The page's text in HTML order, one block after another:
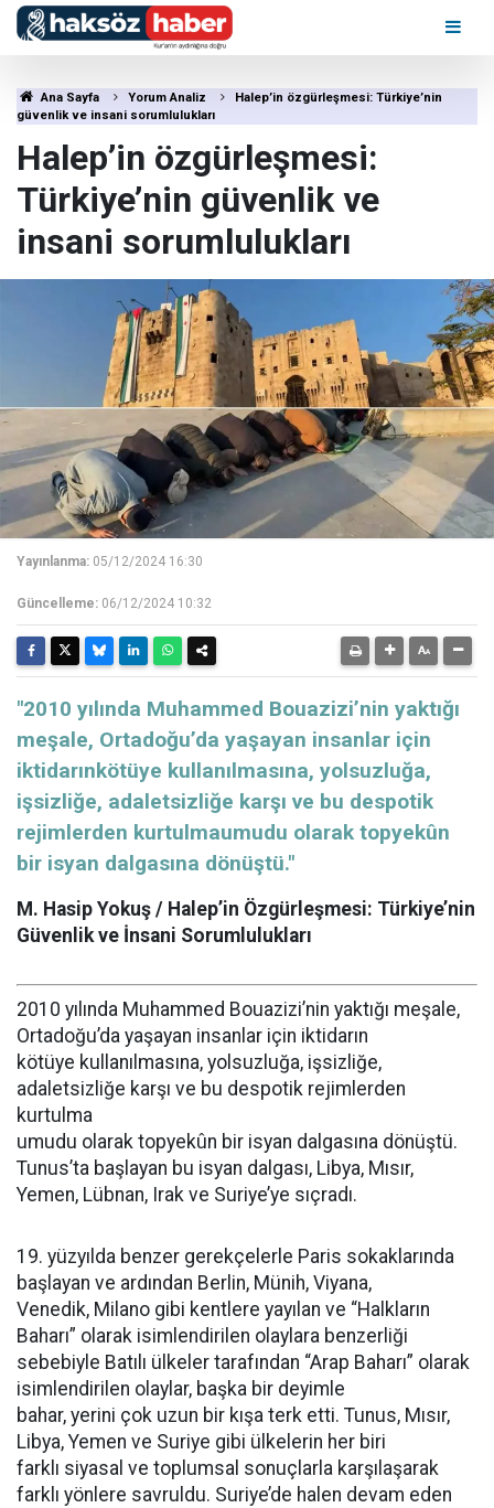
Ana Sayfa Yorum Analiz
Halep’in özgürleşmesi: Türkiye’nin
güvenlik ve insani sorumlulukları
Halep’in özgürleşmesi:
Türkiye’nin güvenlik ve
insani sorumlulukları
Yayınlanma: 05/12/2024 16:30
Güncelleme: 06/12/2024 10:32
"2010 yılında Muhammed Bouazizi’nin yaktığı
meşale, Ortadoğu’da yaşayan insanlar için
iktidarınkötüye kullanılmasına, yolsuzluğa,
işsizliğe, adaletsizliğe karşı ve bu despotik
rejimlerden kurtulmaumudu olarak topyekûn
bir isyan dalgasına dönüştü."
M. Hasip Yokuş / Halep’in Özgürleşmesi: Türkiye’nin
Güvenlik ve İnsani Sorumlulukları
2010 yılında Muhammed Bouazizi’nin yaktığı meşale,
Ortadoğu’da yaşayan insanlar için iktidarın
kötüye kullanılmasına, yolsuzluğa, işsizliğe,
adaletsizliğe karşı ve bu despotik rejimlerden
kurtulma
umudu olarak topyekûn bir isyan dalgasına dönüştü.
Tunus’ta başlayan bu isyan dalgası, Libya, Mısır,
Yemen, Lübnan, Irak ve Suriye’ye sıçradı.
19. yüzyılda benzer gerekçelerle Paris sokaklarında
başlayan ve ardından Berlin, Münih, Viyana,
Venedik, Milano gibi kentlere yayılan ve “Halkların
Baharı” olarak isimlendirilen olaylara benzerliği
sebebiyle Batılı ülkeler tarafından “Arap Baharı” olarak
isimlendirilen olaylar, başka bir deyimle
bahar, yerini çok uzun bir kışa terk etti. Tunus, Mısır,
Libya, Yemen ve Suriye gibi ülkelerin her biri
farklı siyasal ve toplumsal sonuçlarla karşılaşarak
farklı yönlere savruldu. Suriye’de halen devam eden